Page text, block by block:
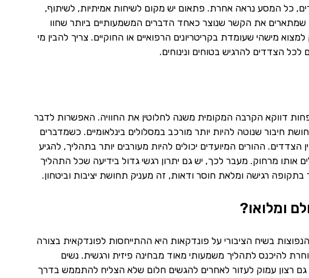
כל המסע נראה אחרת. פתאום יש מקום לשיחות אמיתיות, לשיתוף,
שמתארים את הקשר שנוצר כאחד הדברים המשמעותיים ביותר שחוו
מישהי שעומדת בקריטריונים הרפואיים או החוקיים. צריך להבין מי
הצדדים להרגיש בטוחים ונינוחים.
דווקא הקרבה המקומית משנה לחלוטין את החוויה. האפשרות לדבר
חיבור שנוטה להיות יותר מורכב במסלולים בינלאומיים. כשמדברים
הצדדים. ההורים המיועדים יכולים להיות מעורבים יותר בתהליך, להגיע
מרחוק. מעבר לכך, יש גם יתרון רגשי גדול בידיעה שכל התהליך
רגישה ומלאת חוסר ודאות, זה מעניק תחושת יציבות וביטחון.
ומלואו?
בשיח הציבורי על פונדקאות היא ההתייחסות לפונדקאית בצורה
להיכנס לתהליך משמעותי מאוד מבחינה פיזית ורגשית. נשים
גם רצון עמוק לעזור לאחרים להגשים חלום שלא הצליח להתממש בדרך